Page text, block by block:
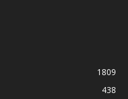
1809
438